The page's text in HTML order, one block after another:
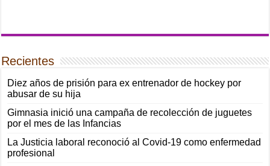
Recientes
Diez años de prisión para ex entrenador de hockey por
abusar de su hija
Gimnasia inició una campaña de recolección de juguetes
por el mes de las Infancias
La Justicia laboral reconoció al Covid-19 como enfermedad
profesional